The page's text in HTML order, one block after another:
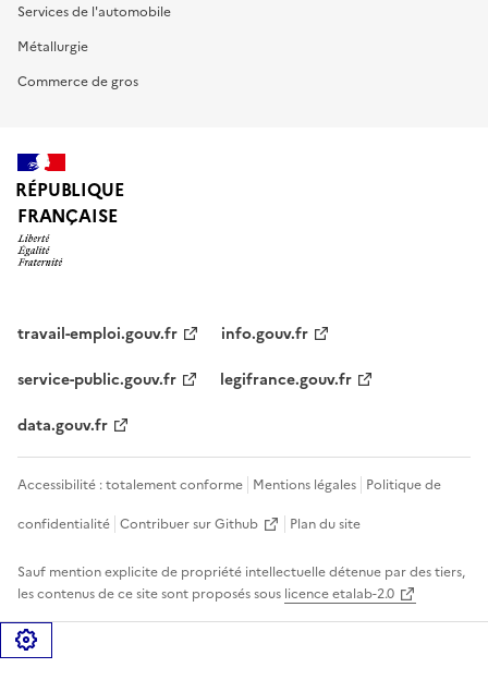
Services de l'automobile
Métallurgie
Commerce de gros
RÉPUBLIQUE
FRANÇAISE
travail-emploi.gouv.fr
info.gouv.fr
service-public.gouv.fr
legifrance.gouv.fr
data.gouv.fr
Accessibilité : totalement conforme Mentions légales Politique de
confidentialité Contribuer sur Github Plan du site
Sauf mention explicite de propriété intellectuelle détenue par des tiers,
les contenus de ce site sont proposés sous licence etalab-2.0
Gérer les cookies